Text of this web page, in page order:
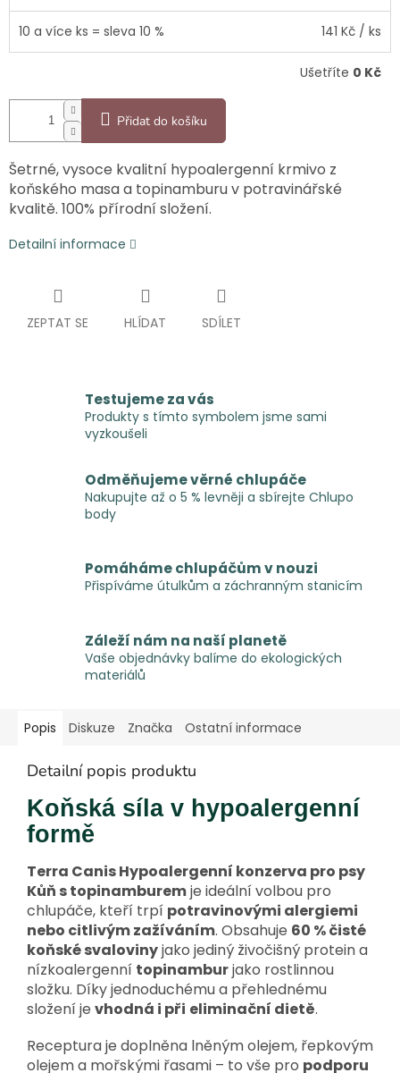
10 a více ks = sleva 10 % 141 Kč / ks
Ušetříte 0 Kč
Přidat do košíku
Šetrné, vysoce kvalitní hypoalergenní krmivo z
koňského masa a topinamburu v potravinářské
kvalitě. 100% přírodní složení.
Detailní informace
ZEPTAT SE HLÍDAT SDÍLET
Testujeme za vás
Produkty s tímto symbolem jsme sami
vyzkoušeli
Odměňujeme věrné chlupáče
Nakupujte až o 5 % levněji a sbírejte Chlupo
body
Pomáháme chlupáčům v nouzi
Přispíváme útulkům a záchranným stanicím
Záleží nám na naší planetě
Vaše objednávky balíme do ekologických
materiálů
Popis Diskuze Značka Ostatní informace
Detailní popis produktu
Koňská síla v hypoalergenní
formě
Terra Canis Hypoalergenní konzerva pro psy
Kůň s topinamburemje ideální volbou pro
chlupáče, kteří trpí potravinovými alergiemi
nebo citlivým zažíváním. Obsahuje 60 % čisté
koňské svalovinyjako jediný živočišný protein a
nízkoalergenní topinamburjako rostlinnou
složku. Díky jednoduchému a přehlednému
složení je vhodná i při eliminační dietě.
Receptura je doplněna lněným olejem, řepkovým
olejem a mořskými řasami – to vše pro podporu